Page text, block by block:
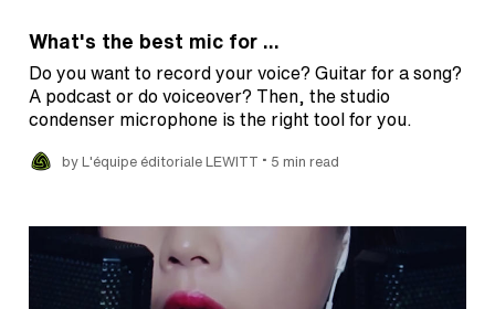
What's the best mic for ...
Do you want to record your voice? Guitar for a song?
A podcast or do voiceover? Then, the studio
condenser microphone is the right tool for you.
by L'équipe éditoriale LEWITT • 5 min read